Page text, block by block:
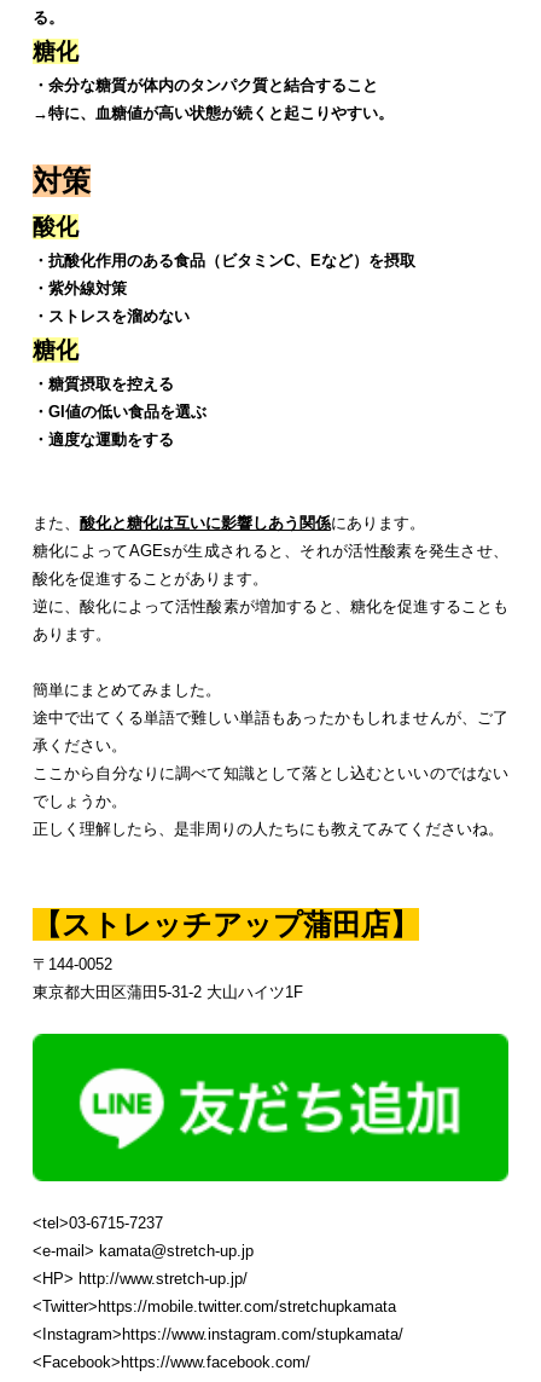
る。
糖化
・余分な糖質が体内のタンパク質と結合すること
→特に、血糖値が高い状態が続くと起こりやすい。
対策
酸化
・抗酸化作用のある食品（ビタミンC、Eなど）を摂取
・紫外線対策
・ストレスを溜めない
糖化
・糖質摂取を控える
・GI値の低い食品を選ぶ
・適度な運動をする
また、 酸化と糖化は互いに影響しあう関係にあります。
糖化によってAGEsが生成されると、それが活性酸素を発生させ、
酸化を促進することがあります。
逆に、酸化によって活性酸素が増加すると、糖化を促進することも
あります。
簡単にまとめてみました。
途中で出てくる単語で難しい単語もあったかもしれませんが、ご了
承ください。
ここから自分なりに調べて知識として落とし込むといいのではない
でしょうか。
正しく理解したら、是非周りの人たちにも教えてみてくださいね。
【ストレッチアップ蒲田店】
〒144-0052
東京都大田区蒲田5-31-2 大山ハイツ1F
<tel>03-6715-7237
<e-mail> kamata@stretch-up.jp
<HP> http://www.stretch-up.jp/
<Twitter>https://mobile.twitter.com/stretchupkamata
<Instagram>https://www.instagram.com/stupkamata/
<Facebook>https://www.facebook.com/